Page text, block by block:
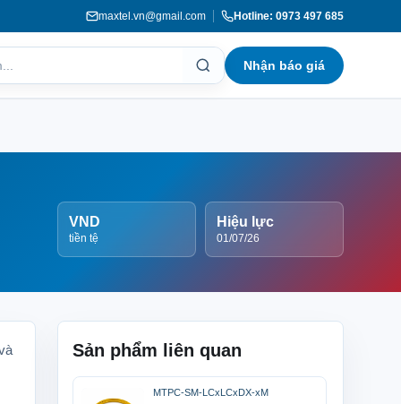
maxtel.vn@gmail.com Hotline: 0973 497 685
Nhận báo giá
VND
tiền tệ
Hiệu lực
01/07/26
Sản phẩm liên quan
MTPC-SM-LCxLCxDX-xM